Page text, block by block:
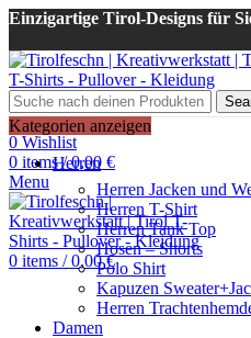
Einzigartige Tirol-Designs für
Login / Register
0 Wishlist
0 items / 0,00 €
Menu
0 items / 0,00€
Kategorien anzeigen
Herren
Herren Jacken und
Herren T-Shirt
Herren Tank Top
Hosen – Shorts
Polo Shirt
Kapuzen
Herren
Damen